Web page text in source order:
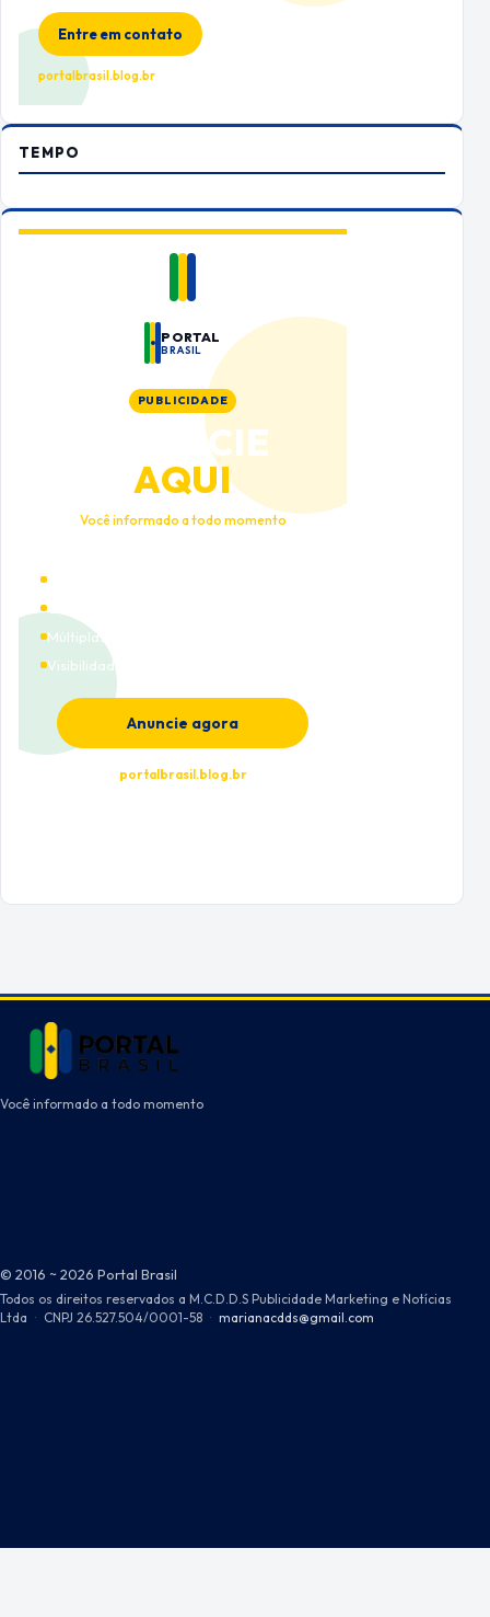
Entre em contato
portalbrasil.blog.br
TEMPO
PORTAL
BRASIL
PUBLICIDADE
ANUNCIE
AQUI
Você informado a todo momento
Múltiplas categorias
Visibilidade premium
Anuncie agora
portalbrasil.blog.br
Você informado a todo momento
© 2016 ~ 2026 Portal Brasil
Todos os direitos reservados a M.C.D.D.S Publicidade Marketing e Notícias
Ltda · CNPJ 26.527.504/0001-58 · marianacdds@gmail.com